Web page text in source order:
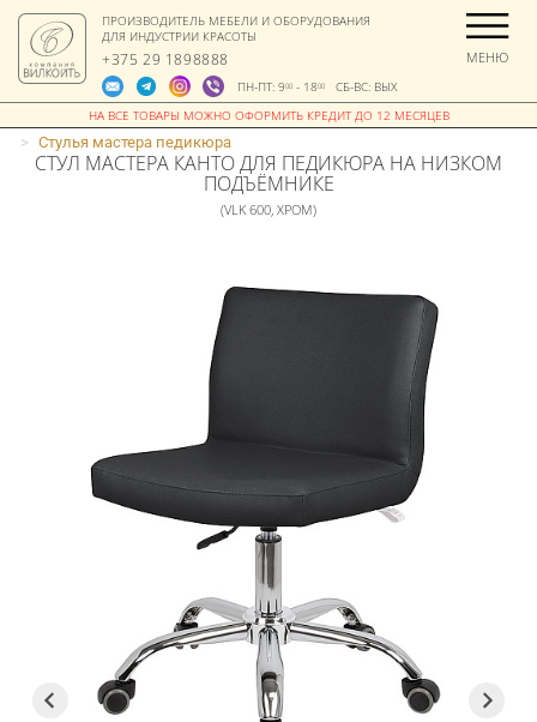
ПРОИЗВОДИТЕЛЬ МЕБЕЛИ И ОБОРУДОВАНИЯ
ДЛЯ ИНДУСТРИИ КРАСОТЫ
+375 29 1898888
ПН-ПТ: 900- 1800СБ-ВС: ВЫХ
МЕНЮ
> Стулья мастера педикюра
СТУЛ МАСТЕРА КАНТО ДЛЯ ПЕДИКЮРА НА НИЗКОМ
ПОДЪЁМНИКЕ
(VLK 600, ХРОМ)